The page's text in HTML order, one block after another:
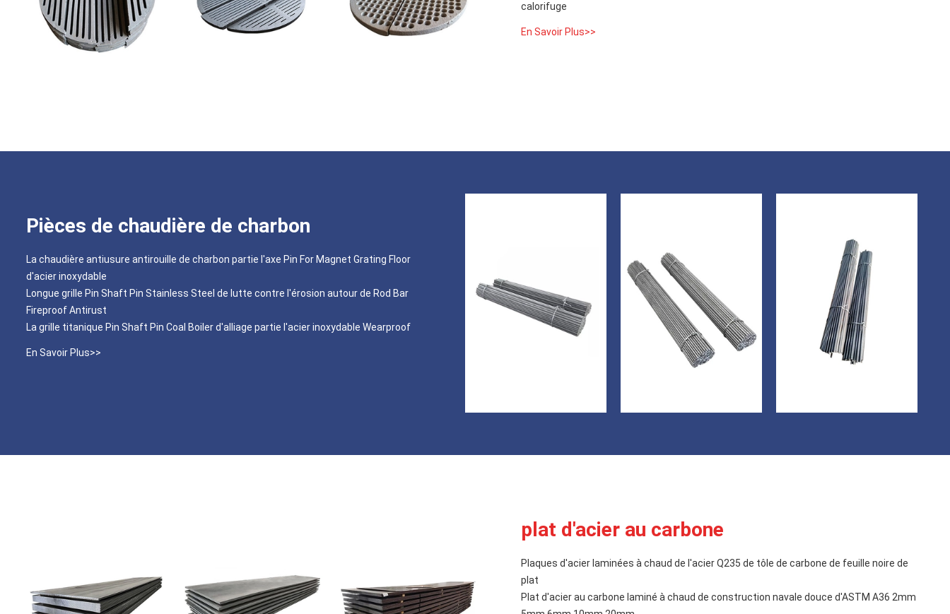
calorifuge
En Savoir Plus>>
Pièces de chaudière de charbon
La chaudière antiusure antirouille de charbon partie l'axe Pin For Magnet Grating Floor
d'acier inoxydable
Longue grille Pin Shaft Pin Stainless Steel de lutte contre l'érosion autour de Rod Bar
Fireproof Antirust
La grille titanique Pin Shaft Pin Coal Boiler d'alliage partie l'acier inoxydable Wearproof
En Savoir Plus>>
plat d'acier au carbone
Plaques d'acier laminées à chaud de l'acier Q235 de tôle de carbone de feuille noire de
plat
Plat d'acier au carbone laminé à chaud de construction navale douce d'ASTM A36 2mm